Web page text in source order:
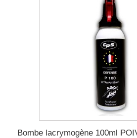
Bombe lacrymogène 100ml